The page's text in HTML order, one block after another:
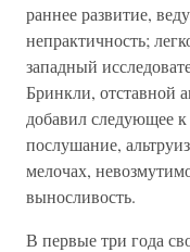
раннее развитие,
непрактичность;
западный
Бринкли, отставной
добавил следующее
послушание,
мелочах,
выносливость.
В первые три года